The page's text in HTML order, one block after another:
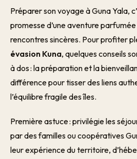
Préparer son voyage à Guna Yala,
promesse d’une aventure
rencontres sincères. Pour profiter
évasion Kuna, quelques conseils
à dos : la préparation et la
différence pour tisser des liens
l’équilibre fragile des îles.
Première astuce : privilégie les
par des familles ou coopératives
leur expérience du territoire,